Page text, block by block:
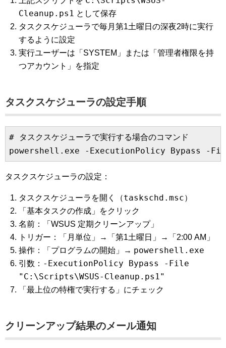
Cleanup.ps1 として保存
タスクスケジューラで毎月第1土曜日の深夜2時に実行
するように設定
実行ユーザーは「SYSTEM」または「管理者権限を持
つアカウント」を指定
タスクスケジューラの設定手順
# タスクスケジューラで実行する場合のコマンド
タスクスケジューラの設定：
タスクスケジューラを開く（taskschd.msc）
「基本タスクの作成」をクリック
名前：「WSUS 定期クリーンアップ」
トリガー：「月単位」→「第1土曜日」→「2:00 AM」
操作：「プログラムの開始」→ powershell.exe
引数： -ExecutionPolicy Bypass -File
"C:\Scripts\WSUS-Cleanup.ps1"
「最上位の特権で実行する」にチェック
クリーンアップ結果のメール通知